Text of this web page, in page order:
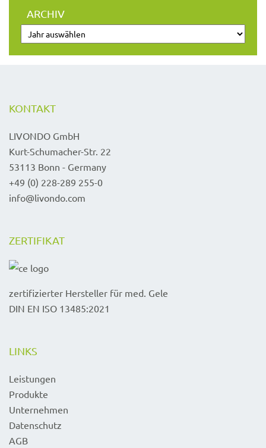
ARCHIV
KONTAKT
LIVONDO GmbH
Kurt-Schumacher-Str. 22
53113 Bonn - Germany
+49 (0) 228-289 255-0
info@livondo.com
ZERTIFIKAT
zertifizierter Hersteller für med. Gele
DIN EN ISO 13485:2021
LINKS
Leistungen
Produkte
Unternehmen
Datenschutz
AGB